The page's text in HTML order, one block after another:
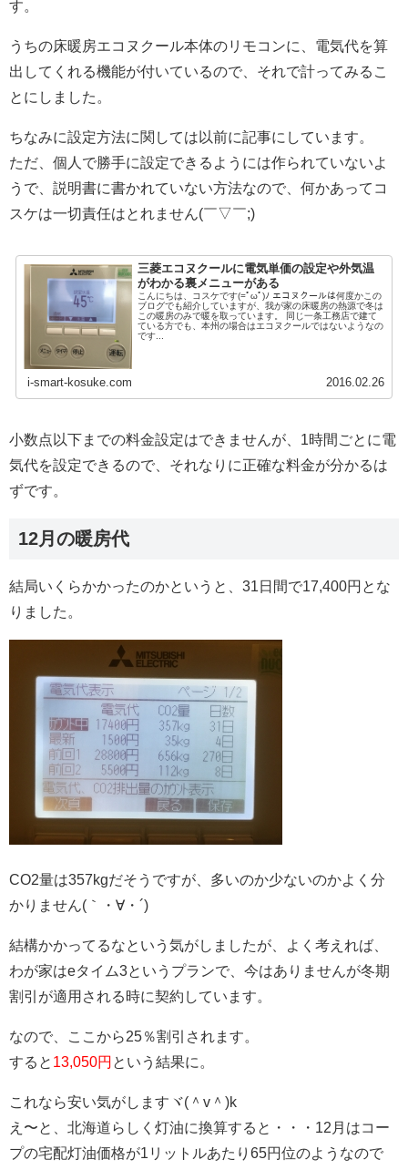
す。
うちの床暖房エコヌクール本体のリモコンに、電気代を算
出してくれる機能が付いているので、それで計ってみるこ
とにしました。
ちなみに設定方法に関しては以前に記事にしています。
ただ、個人で勝手に設定できるようには作られていないよ
うで、説明書に書かれていない方法なので、何かあってコ
スケは一切責任はとれません(￣▽￣;)
三菱エコヌクールに電気単価の設定や外気温
がわかる裏メニューがある
こんにちは、コスケです(=ﾟωﾟ)ﾉ エコヌクールは何度かこの
ブログでも紹介していますが、我が家の床暖房の熱源で冬は
この暖房のみで暖を取っています。 同じ一条工務店で建て
ている方でも、本州の場合はエコヌクールではないようなの
です...
i-smart-kosuke.com 2016.02.26
小数点以下までの料金設定はできませんが、1時間ごとに電
気代を設定できるので、それなりに正確な料金が分かるは
ずです。
12月の暖房代
結局いくらかかったのかというと、31日間で17,400円とな
りました。
CO2量は357kgだそうですが、多いのか少ないのかよく分
かりません(｀・∀・´)
結構かかってるなという気がしましたが、よく考えれば、
わが家はeタイム3というプランで、今はありませんが冬期
割引が適用される時に契約しています。
なので、ここから25％割引されます。
すると 13,050円 という結果に。
これなら安い気がしますヾ(＾v＾)k
え〜と、北海道らしく灯油に換算すると・・・12月はコー
プの宅配灯油価格が1リットルあたり65円位のようなので